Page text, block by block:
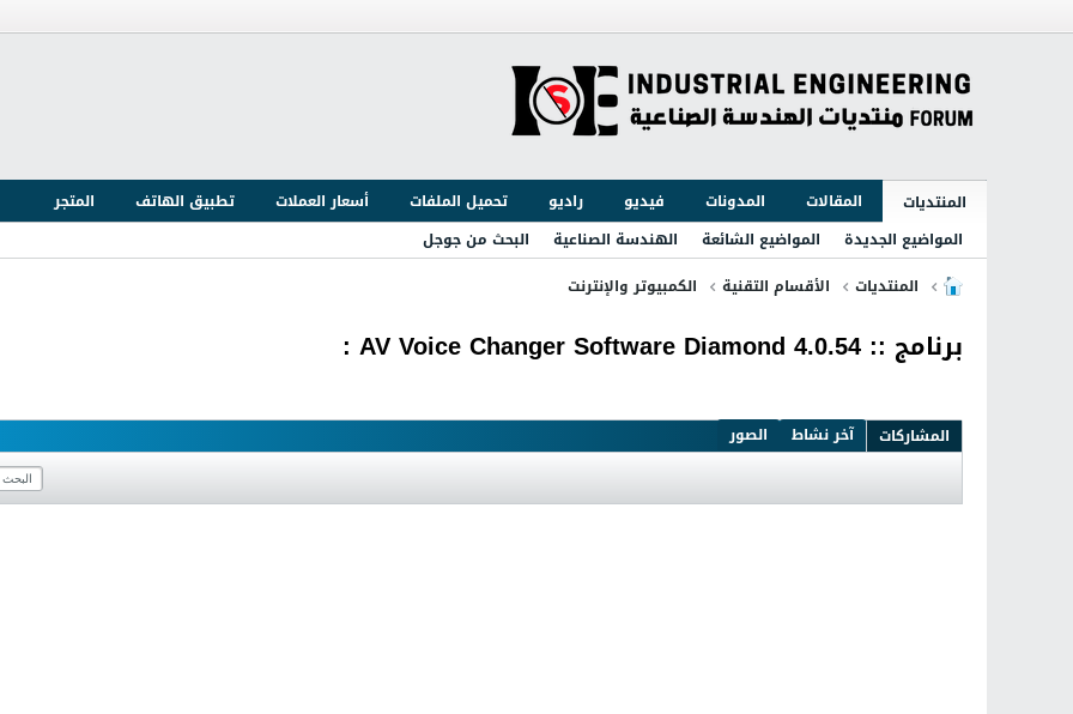
المنتديات المقالات المدونات فيديو راديو تحميل الملفات أسعار العملات تطبيق الهاتف
المتجر
المواضيع الجديدة
المواضيع الشائعة الهندسة الصناعية
البحث من جوجل
المنتديات
الأقسام التقنية الكمبيوتر والإنترنت
برنامج :: AV Voice Changer Software Diamond 4.0.54 :
المشاركات آخر نشاط الصور